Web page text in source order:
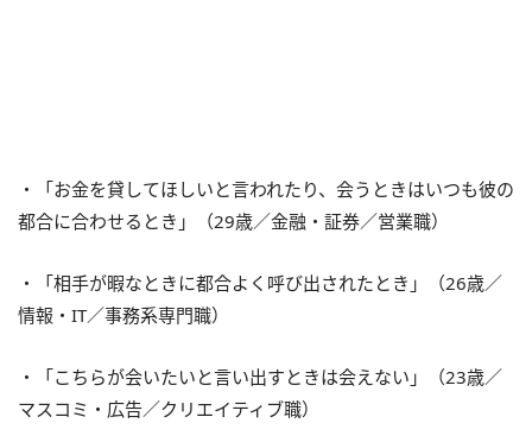
・「お金を貸してほしいと言われたり、会うときはいつも彼の
都合に合わせるとき」（29歳／金融・証券／営業職）
・「相手が暇なときに都合よく呼び出されたとき」（26歳／
情報・IT／事務系専門職）
・「こちらが会いたいと言い出すときは会えない」（23歳／
マスコミ・広告／クリエイティブ職）